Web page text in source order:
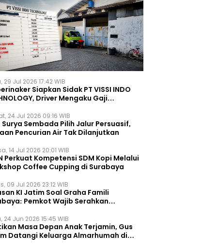
29 Jul 2026 17:42 WIB
Siapkan Sidak PT VISSI INDO
Driver Mengaku Gaji
24 Jul 2026 09:16 WIB
Surya Sembada Pilih Jalur Persuasif,
Pencurian Air Tak Dilanjutkan
14 Jul 2026 20:01 WIB
Perkuat Kompetensi SDM Kopi Melalui
Coffee Cupping di Surabaya
09 Jul 2026 23:12 WIB
KI Jatim Soal Graha Famili
Pemkot Wajib Serahkan
24 Jun 2026 15:45 WIB
Masa Depan Anak Terjamin, Gus
Datangi Keluarga Almarhumah di